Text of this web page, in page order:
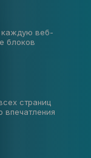
каждую веб-
блоков
страниц
впечатления